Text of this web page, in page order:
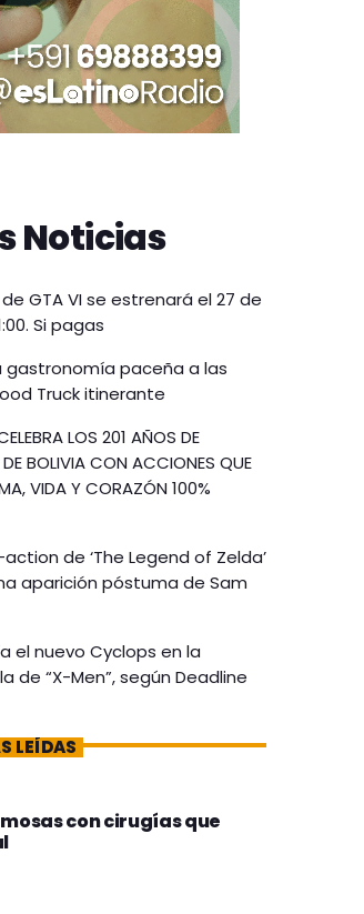
Noticias
GTA VI se estrenará el 27 de
Si pagas
gastronomía paceña a las
Truck itinerante
LOS 201 AÑOS DE
DE BOLIVIA CON ACCIONES QUE
VIDA Y CORAZÓN 100%
de ‘The Legend of Zelda’
aparición póstuma de Sam
el nuevo Cyclops en la
de “X-Men”, según Deadline
LEÍDAS
con cirugías que